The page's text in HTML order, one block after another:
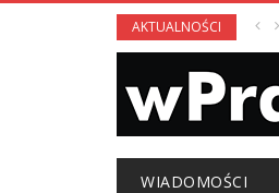
AKTUALNOŚCI
WIADOMOŚCI